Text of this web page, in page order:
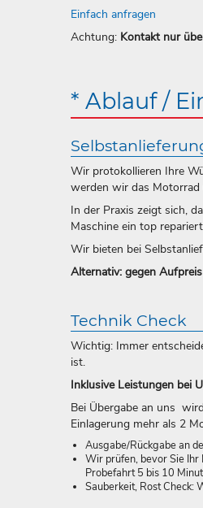
Einfach anfragen
Achtung: Kontakt nur
* Ablauf /
Wir protokollieren Ihre
werden wir das Motorrad
In der Praxis zeigt sich,
Maschine ein top
Wir bieten bei
Alternativ: gegen
Technik Check
Wichtig: Immer
ist.
Inklusive Leistungen bei
Bei Übergabe an uns
Einlagerung mehr als 2
Ausgabe/Rückgabe an
Wir prüfen, bevor Sie
Probefahrt 5 bis 10
Sauberkeit, Rost Check: